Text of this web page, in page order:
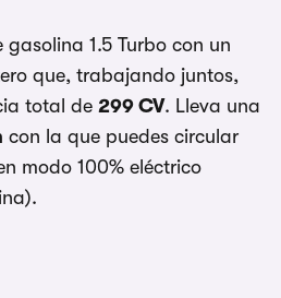
1.5 Turbo con un
que, trabajando juntos,
total de 299 CV. Lleva una
con la que puedes circular
modo 100% eléctrico